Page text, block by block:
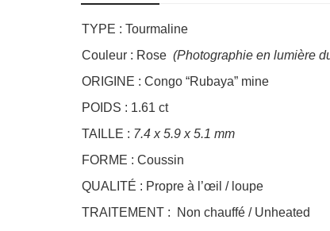
TYPE : Tourmaline
Couleur : Rose (Photographie en lumière
ORIGINE : Congo “Rubaya” mine
POIDS : 1.61 ct
TAILLE : 7.4 x 5.9 x 5.1 mm
FORME : Coussin
QUALITÉ : Propre à l’œil / loupe
TRAITEMENT : Non chauffé / Unheated